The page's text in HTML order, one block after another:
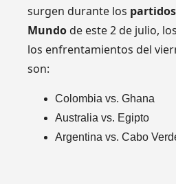
surgen durante los
Mundode este 2 de julio,
los enfrentamientos del
son:
Colombia vs. Ghana
Australia vs. Egipto
Argentina vs. Cabo